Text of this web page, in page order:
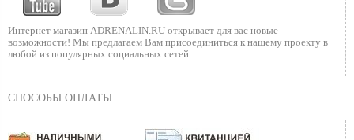
Интернет магазин ADRENALIN.RU открывает для вас новые
возможности! Мы предлагаем Вам присоединиться к нашему проекту в
любой из популярных социальных сетей.
СПОСОБЫ ОПЛАТЫ